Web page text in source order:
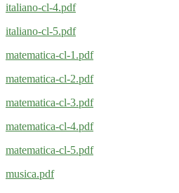
italiano-cl-4.pdf
italiano-cl-5.pdf
matematica-cl-1.pdf
matematica-cl-2.pdf
matematica-cl-3.pdf
matematica-cl-4.pdf
matematica-cl-5.pdf
musica.pdf